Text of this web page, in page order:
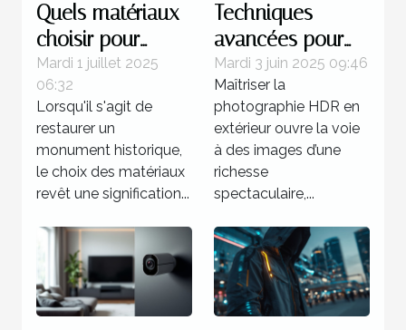
Quels matériaux
choisir pour
restaurer un
monument
historique ?
Mardi 1 juillet 2025
06:32
Lorsqu'il s'agit de
restaurer un
monument historique,
le choix des matériaux
revêt une signification...
Techniques
avancées pour
maîtriser la
photographie
HDR en extérieur
Mardi 3 juin 2025 09:46
Maîtriser la
photographie HDR en
extérieur ouvre la voie
à des images d’une
richesse
spectaculaire,...